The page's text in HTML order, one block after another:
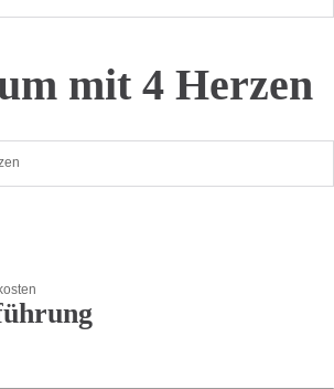
mit 4 Herzen